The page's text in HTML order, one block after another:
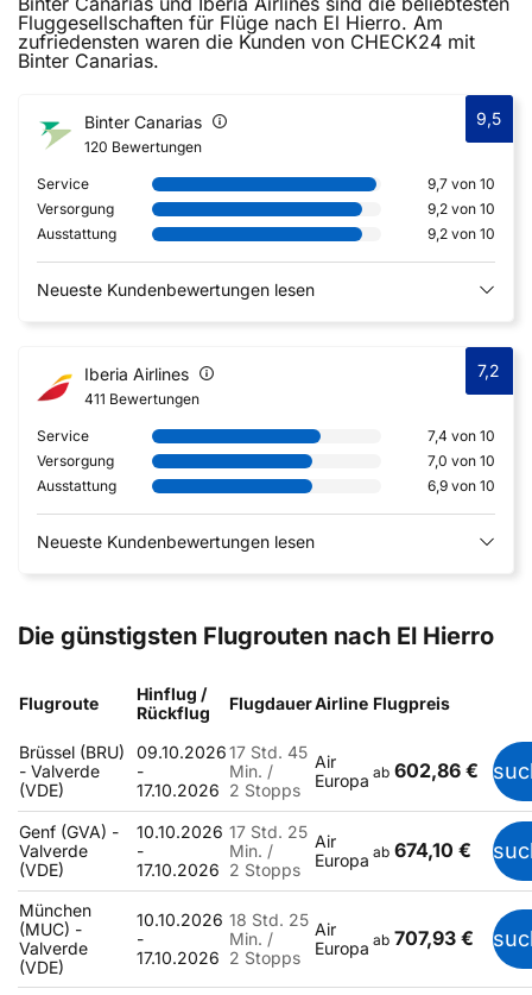
Fluggesellschaften für Flüge nach El Hierro. Am
zufriedensten waren die Kunden von CHECK24 mit
Binter Canarias.
Binter Canarias
120 Bewertungen
9,5
Service
9,7 von 10
Versorgung
9,2 von 10
Ausstattung
9,2 von 10
Neueste Kundenbewertungen lesen
Iberia Airlines
411 Bewertungen
7,2
Service
7,4 von 10
Versorgung
7,0 von 10
Ausstattung
6,9 von 10
Neueste Kundenbewertungen lesen
Die günstigsten Flugrouten nach El Hierro
Flugroute
Hinflug /
Rückflug
FlugdauerAirline Flugpreis
Brüssel (BRU)
- Valverde
(VDE)
09.10.2026
-
17.10.2026
17 Std. 45
Min. /
2 Stopps
Air
Europa ab 602,86 €
Genf (GVA) -
Valverde
(VDE)
10.10.2026
-
17.10.2026
17 Std. 25
Min. /
2 Stopps
Air
Europa ab 674,10 €
München
(MUC) -
Valverde
(VDE)
10.10.2026
-
17.10.2026
18 Std. 25
Min. /
2 Stopps
Air
Europa ab 707,93 €